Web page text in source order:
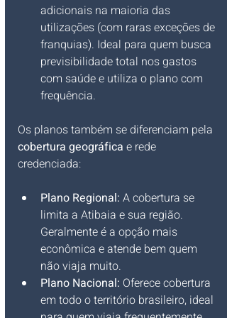
adicionais na maioria das
utilizações (com raras exceções de
franquias). Ideal para quem busca
previsibilidade total nos gastos
com saúde e utiliza o plano com
frequência.
Os planos também se diferenciam pela
cobertura geográfica e rede
credenciada:
Plano Regional: A cobertura se
limita a Atibaia e sua região.
Geralmente é a opção mais
econômica e atende bem quem
não viaja muito.
Plano Nacional: Oferece cobertura
em todo o território brasileiro, ideal